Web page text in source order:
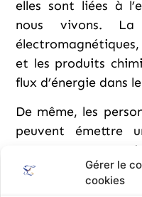
Gérer le
cookies
elles sont liées à
nous vivons. La
et les produits
flux d’énergie dans
De même, les
peuvent émettre
notre propre
stressantes
problèmes au